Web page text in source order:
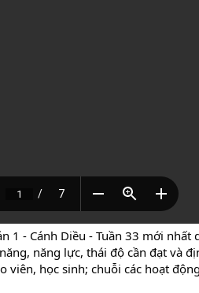
1 - Cánh Diều - Tuần 33 mới
năng lực, thái độ cần đạt và
học sinh; chuỗi các hoạt